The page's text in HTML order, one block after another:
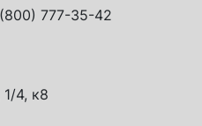
777-35-42
4, к8